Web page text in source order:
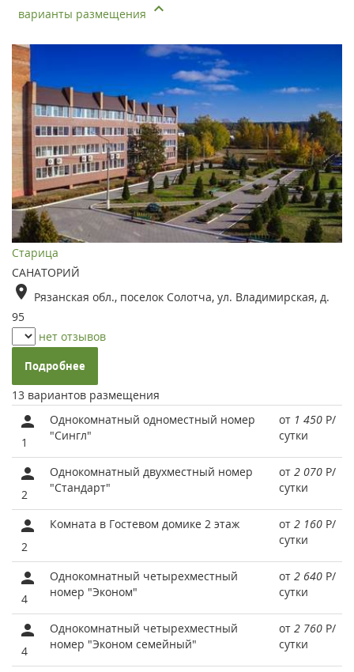
варианты размещения
Старица
САНАТОРИЙ
Рязанская обл., поселок Солотча, ул. Владимирская, д.
95
нет отзывов
Подробнее
13 вариантов размещения
1
Однокомнатный одноместный номер
"Сингл"
от 1 450 Р/
сутки
2
Однокомнатный двухместный номер
"Стандарт"
от 2 070 Р/
сутки
2
Комната в Гостевом домике 2 этаж от 2 160 Р/
сутки
4
Однокомнатный четырехместный
номер "Эконом"
от 2 640 Р/
сутки
4
Однокомнатный четырехместный
номер "Эконом семейный"
от 2 760 Р/
сутки